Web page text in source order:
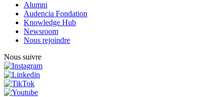
Alumni
Audencia Fondation
Knowledge Hub
Newsroom
Nous rejoindre
Nous suivre